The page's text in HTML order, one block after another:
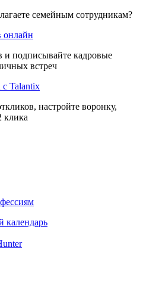
семейным сотрудникам?
онлайн
и подписывайте кадровые
встреч
с Talantix
настройте воронку,
клика
календарь